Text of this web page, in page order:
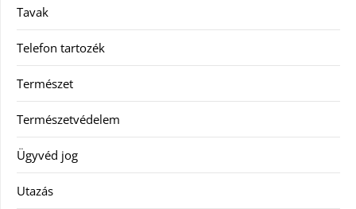
Tavak
Telefon tartozék
Természet
Természetvédelem
Ügyvéd jog
Utazás